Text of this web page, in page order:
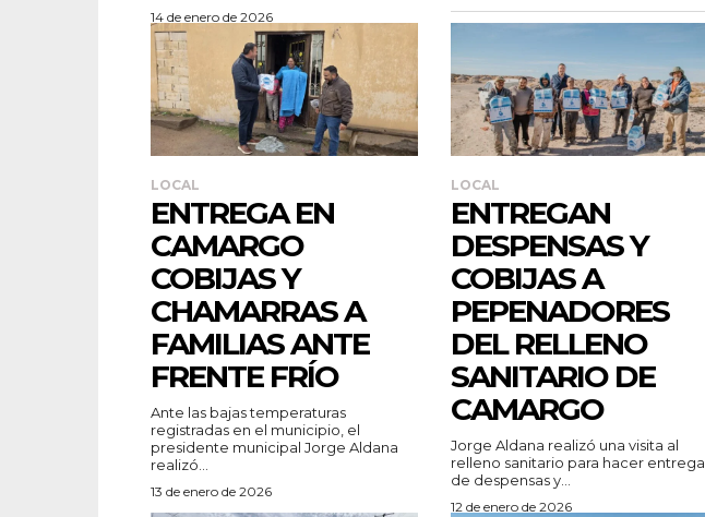
14 de enero de 2026
LOCAL
ENTREGA EN
CAMARGO
COBIJAS Y
CHAMARRAS A
FAMILIAS ANTE
FRENTE FRÍO
Ante las bajas temperaturas
registradas en el municipio, el
presidente municipal Jorge Aldana
realizó...
13 de enero de 2026
LOCAL
ENTREGAN
DESPENSAS Y
COBIJAS A
PEPENADORES
DEL RELLENO
SANITARIO DE
CAMARGO
Jorge Aldana realizó una visita al
relleno sanitario para hacer entrega
de despensas y...
12 de enero de 2026